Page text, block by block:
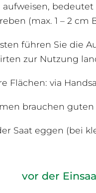
aufweisen,
(max. 1 – 2 cm
führen Sie die
zur Nutzung
Flächen: via
brauchen
Saat eggen (bei
vor der